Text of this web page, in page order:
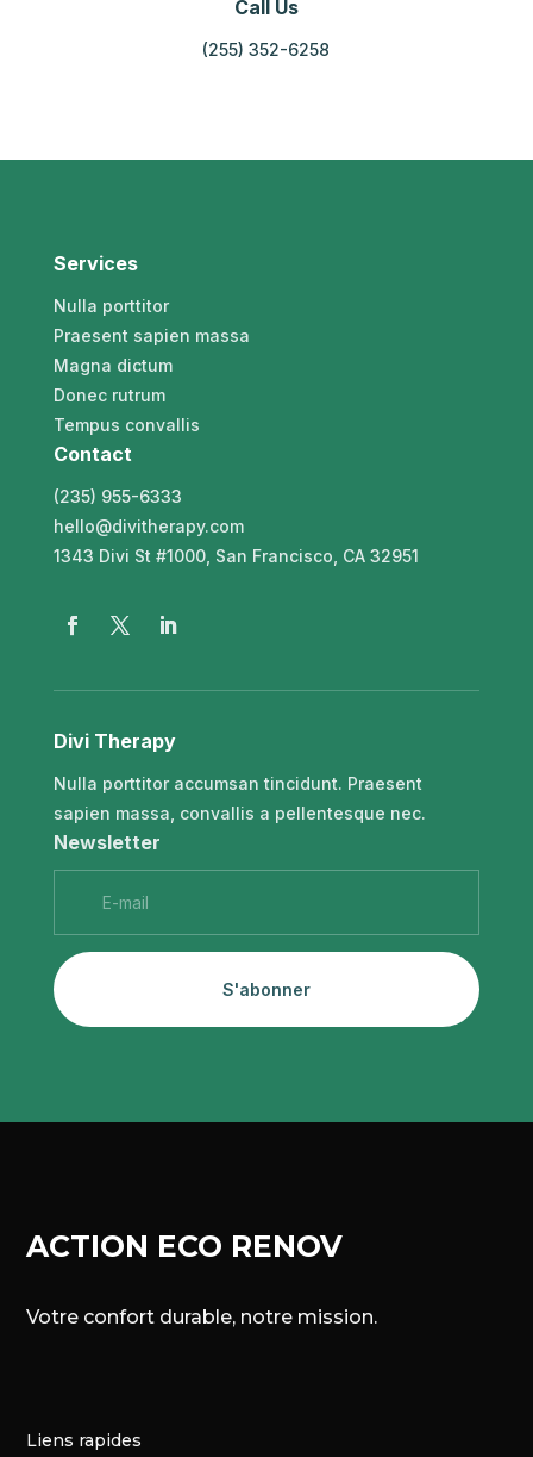
Call Us
(255) 352-6258
Services
Nulla porttitor
Praesent sapien massa
Magna dictum
Donec rutrum
Tempus convallis
Contact
(235) 955-6333
hello@divitherapy.com
1343 Divi St #1000, San Francisco, CA 32951
Divi Therapy
Nulla porttitor accumsan tincidunt. Praesent
sapien massa, convallis a pellentesque nec.
Newsletter
S'abonner
ACTION ECO RENOV
Votre confort durable, notre mission.
Liens rapides